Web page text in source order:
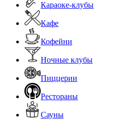
Караоке-клубы
Кафе
Кофейни
Ночные клубы
Пиццерии
Рестораны
Сауны